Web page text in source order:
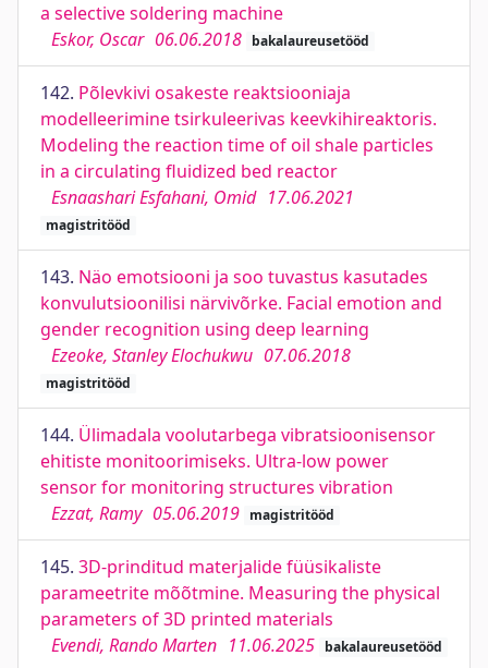
a selective soldering machine
Eskor, Oscar 06.06.2018 bakalaureusetööd
142. Põlevkivi osakeste reaktsiooniaja
modelleerimine tsirkuleerivas keevkihireaktoris.
Modeling the reaction time of oil shale particles
in a circulating fluidized bed reactor
Esnaashari Esfahani, Omid 17.06.2021
magistritööd
143. Näo emotsiooni ja soo tuvastus kasutades
konvulutsioonilisi närvivõrke. Facial emotion and
gender recognition using deep learning
Ezeoke, Stanley Elochukwu 07.06.2018
magistritööd
144. Ülimadala voolutarbega vibratsioonisensor
ehitiste monitoorimiseks. Ultra-low power
sensor for monitoring structures vibration
Ezzat, Ramy 05.06.2019 magistritööd
145. 3D-prinditud materjalide füüsikaliste
parameetrite mõõtmine. Measuring the physical
parameters of 3D printed materials
Evendi, Rando Marten 11.06.2025 bakalaureusetööd